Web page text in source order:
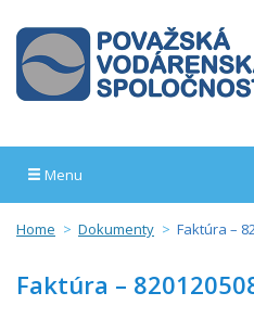
Menu
Home Dokumenty Faktúra –
Faktúra –